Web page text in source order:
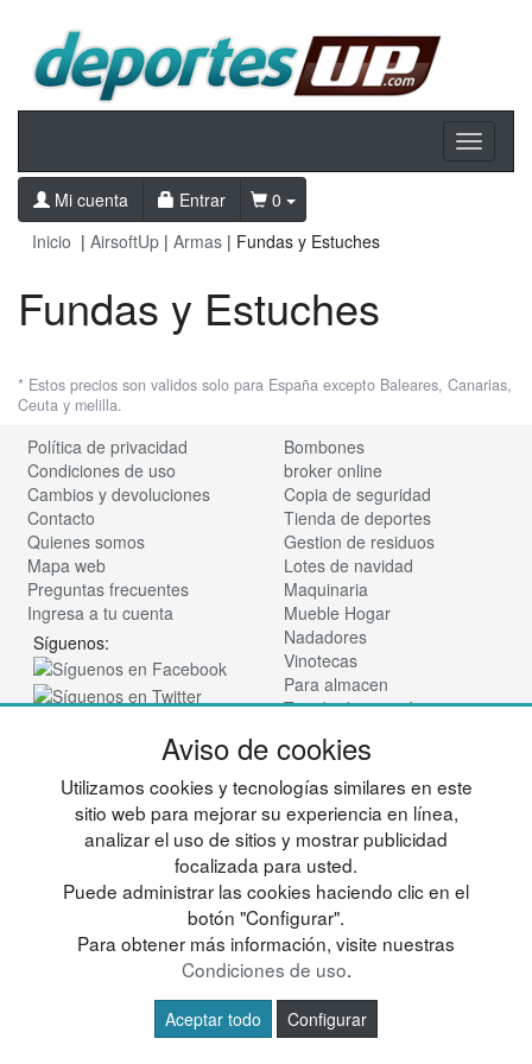
Toggle
Mi cuenta
Entrar
0
Inicio | AirsoftUp | Armas | Fundas y Estuches
Fundas y Estuches
* Estos precios son validos solo para España excepto Baleares, Canarias,
Ceuta y melilla.
Política de privacidad
Condiciones de uso
Cambios y devoluciones
Contacto
Quienes somos
Mapa web
Preguntas frecuentes
Ingresa a tu cuenta
Síguenos:
Bombones
broker online
Copia de seguridad
Tienda de deportes
Gestion de residuos
Lotes de navidad
Maquinaria
Mueble Hogar
Nadadores
Vinotecas
Para almacen
Tienda de cosmética
© deportesup.com - Todos los derechos reservados
Aviso de cookies
Utilizamos cookies y tecnologías similares en este
sitio web para mejorar su experiencia en línea,
analizar el uso de sitios y mostrar publicidad
focalizada para usted.
Puede administrar las cookies haciendo clic en el
botón "Configurar".
Para obtener más información, visite nuestras
Condiciones de uso.
Aceptar todo Configurar